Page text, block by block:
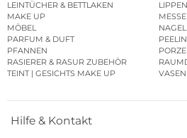
LEINTÜCHER & BETTLAKEN
MAKE UP
MÖBEL
PARFUM & DUFT
PFANNEN
RASIERER & RASUR ZUBEHÖR
TEINT | GESICHTS MAKE UP
VASEN
Hilfe & Kontakt